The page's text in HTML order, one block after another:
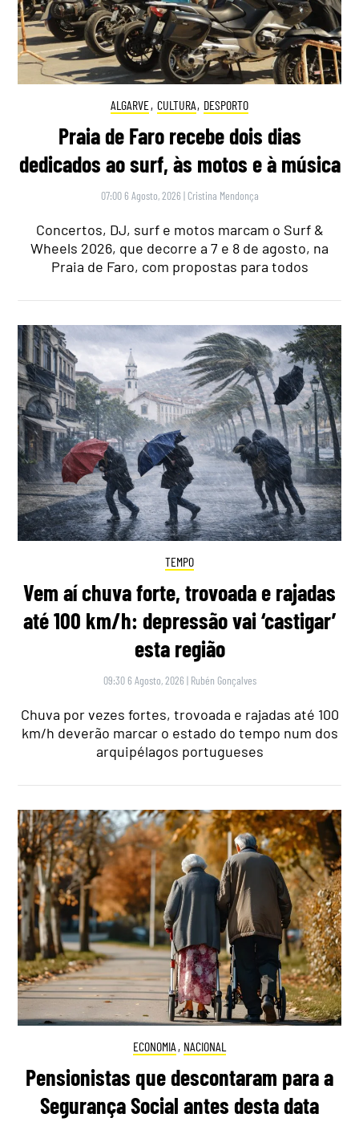
ALGARVE, CULTURA, DESPORTO
Praia de Faro recebe dois dias
dedicados ao surf, às motos e à música
07:00 6 Agosto, 2026 | Cristina Mendonça
Concertos, DJ, surf e motos marcam o Surf &
Wheels 2026, que decorre a 7 e 8 de agosto, na
Praia de Faro, com propostas para todos
TEMPO
Vem aí chuva forte, trovoada e rajadas
até 100 km/h: depressão vai ‘castigar’
esta região
09:30 6 Agosto, 2026 | Rubén Gonçalves
Chuva por vezes fortes, trovoada e rajadas até 100
km/h deverão marcar o estado do tempo num dos
arquipélagos portugueses
ECONOMIA , NACIONAL
Pensionistas que descontaram para a
Segurança Social antes desta data